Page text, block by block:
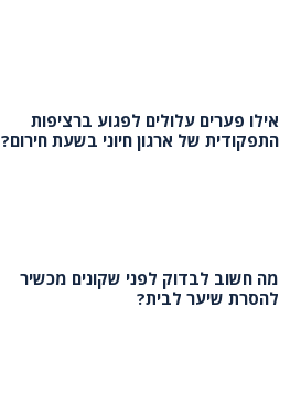
אילו פערים עלולים לפגוע ברציפות
התפקודית של ארגון חיוני בשעת חירום?
מה חשוב לבדוק לפני שקונים מכשיר
להסרת שיער לבית?